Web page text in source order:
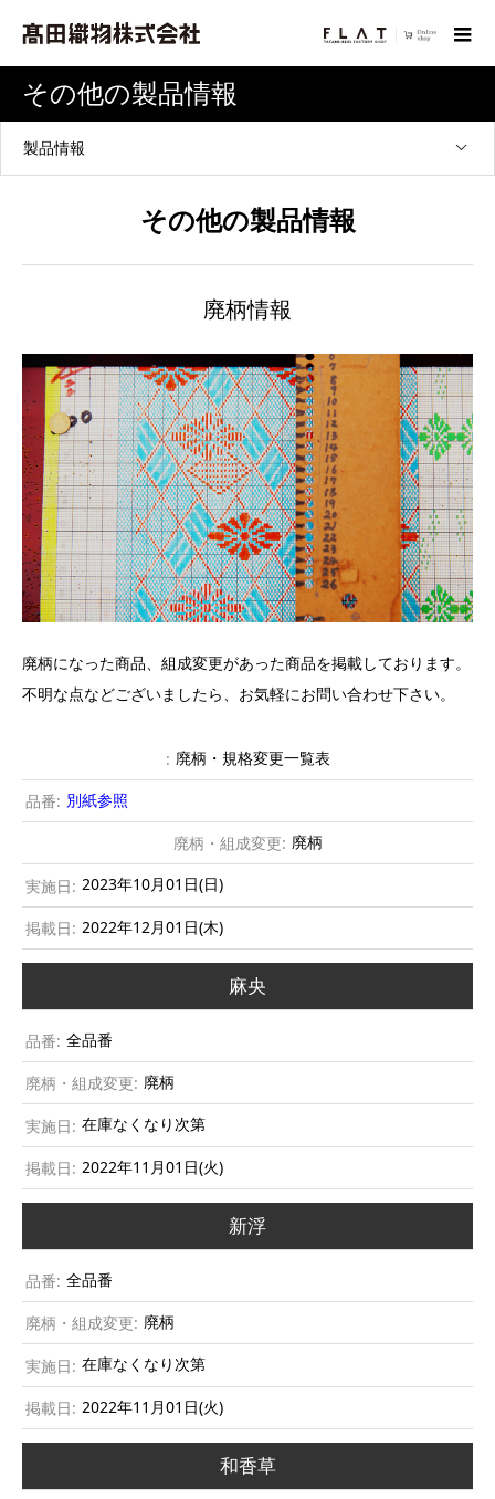
その他の製品情報
製品情報
その他の製品情報
廃柄情報
廃柄になった商品、組成変更があった商品を掲載しております。
不明な点などございましたら、お気軽にお問い合わせ下さい。
廃柄・規格変更一覧表
別紙参照
廃柄
2023年10月01日(日)
2022年12月01日(木)
麻央
全品番
廃柄
在庫なくなり次第
2022年11月01日(火)
新浮
全品番
廃柄
在庫なくなり次第
2022年11月01日(火)
和香草